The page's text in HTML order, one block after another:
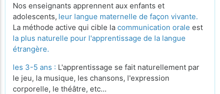
Nos enseignants apprennent aux enfants et
adolescents, leur langue maternelle de façon vivante.
La méthode active qui cible la communication orale est
la plus naturelle pour l'apprentissage de la langue
étrangère.
les 3-5 ans : L'apprentissage se fait naturellement par
le jeu, la musique, les chansons, l'expression
corporelle, le théâtre, etc...